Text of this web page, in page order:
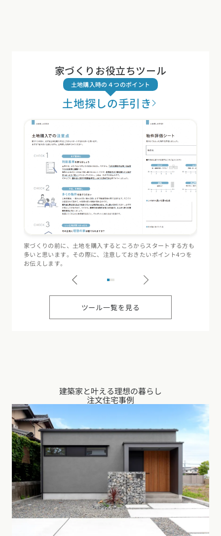
家づくりお役立ちツール
土地購入時の４つのポイント
土地探しの手引き
家づくりの前に、土地を購入するところからスタートする方も
多いと思います。その際に、注意しておきたいポイント4つを
お伝えします。
ツール一覧を見る
建築家と叶える理想の暮らし
注文住宅事例